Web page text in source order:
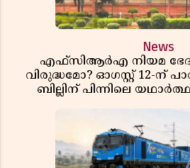
News
എഫ്സിആർഎ നിയമ
വിരുദ്ധമോ? ഓഗസ്റ്റ് 12-ന്
ബില്ലിന് പിന്നിലെ